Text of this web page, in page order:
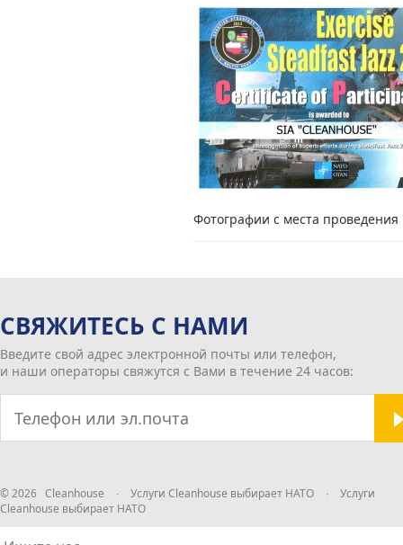
Фотографии с места
СВЯЖИТЕСЬ С НАМИ
Введите свой адрес электронной почты или телефон,
и наши операторы свяжутся с Вами в течение 24 часов:
© 2026 Cleanhouse ∙ Услуги Cleanhouse выбирает НАТО ∙
Услуги
Cleanhouse выбирает НАТО